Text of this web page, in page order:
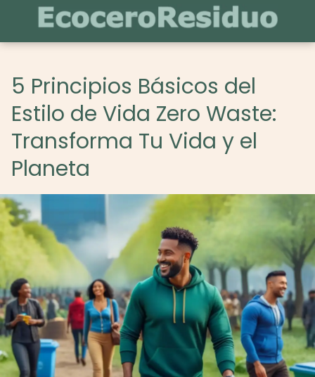
5 Principios Básicos del
Estilo de Vida Zero Waste:
Transforma Tu Vida y el
Planeta